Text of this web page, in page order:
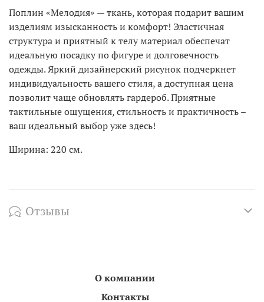
Поплин «Мелодия» — ткань, которая подарит вашим
изделиям изысканность и комфорт! Эластичная
структура и приятный к телу материал обеспечат
идеальную посадку по фигуре и долговечность
одежды. Яркий дизайнерский рисунок подчеркнет
индивидуальность вашего стиля, а доступная цена
позволит чаще обновлять гардероб. Приятные
тактильные ощущения, стильность и практичность –
ваш идеальный выбор уже здесь!
Ширина: 220 см.
Отзывы
О компании
Контакты